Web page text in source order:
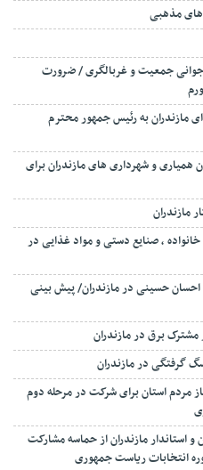
مذهبی
جمعیت و غربالگری / ضرورت
مازندران به رئیس جمهور محترم
همیاری و شهرداری های مازندران برای
مازندران
، صنایع دستی و مواد غذایی در
و احسان حسینی در مازندران/ پیش بینی
مردم استان برای شرکت در مرحله دوم
و استاندار مازندران از حماسه مشارکت
انتخابات ریاست جمهوری